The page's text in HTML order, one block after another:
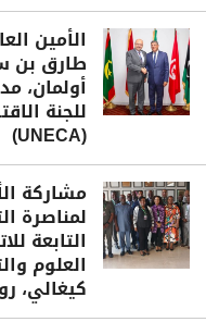
الأمين
طارق بن
أولمان،
للجنة
(UNECA)
مشاركة
لمناصرة
التابعة
كيغالي، روندا، 16-17